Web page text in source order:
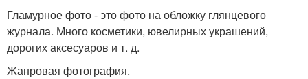
Гламурное фото - это фото на обложку глянцевого
журнала. Много косметики, ювелирных украшений,
дорогих аксесуаров и т. д.
Жанровая фотография.